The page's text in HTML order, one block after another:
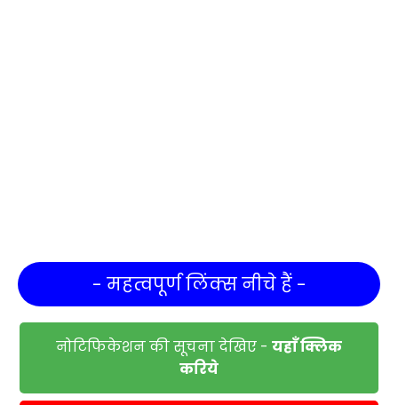
- महत्वपूर्ण लिंक्स नीचे हैं -
नोटिफिकेशन की सूचना देखिए - यहाँ क्लिक
करिये